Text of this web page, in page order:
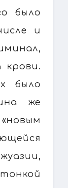
было
и
было
же